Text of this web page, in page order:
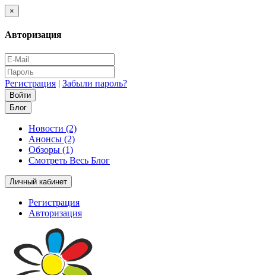
×
Авторизация
Регистрация | Забыли пароль?
Блог
Новости (2)
Анонсы (2)
Обзоры (1)
Смотреть Весь Блог
Личный кабинет
Регистрация
Авторизация